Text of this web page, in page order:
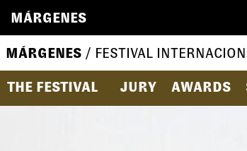
MÁRGENES
MÁRGENES / FESTIVAL
THE FESTIVAL JURY AWARDS